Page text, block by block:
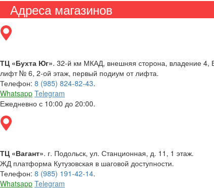
Адреса магазинов
ТЦ «Бухта Юг». 32-й км МКАД, внешняя сторона, владение
лифт № 6, 2-ой этаж, первый подиум от лифта.
Телефон: 8 (985) 824-82-43.
Whatsapp Telegram
Ежедневно с 10:00 до 20:00.
ТЦ «Вагант». г. Подольск, ул. Станционная, д. 11, 1 этаж.
ЖД платформа Кутузовская в шаговой доступности.
Телефон: 8 (985) 191-42-14.
Whatsapp Telegram